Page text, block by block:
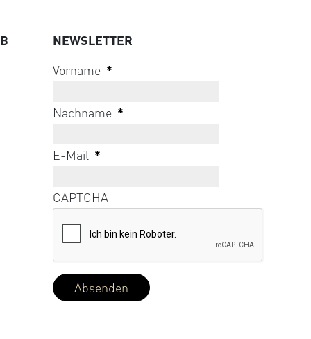
NEWSLETTER
Vorname *
Nachname *
E-Mail *
CAPTCHA